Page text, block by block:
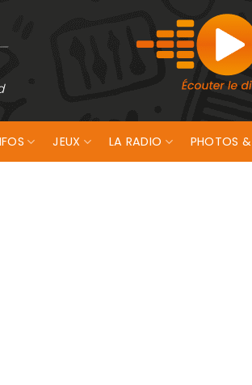
JEUX LA RADIO PHOTOS
Pont-Scorff Liberty Day », les 5 et 6